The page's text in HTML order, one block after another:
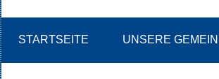
STARTSEITE UNSERE